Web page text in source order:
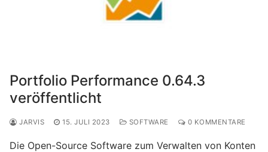
Portfolio Performance 0.64.3
veröffentlicht
JARVIS 15. JULI 2023 SOFTWARE 0 KOMMENTARE
Die Open-Source Software zum Verwalten von Konten